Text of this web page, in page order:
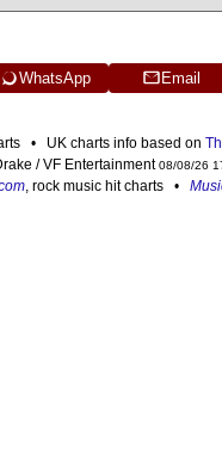
WhatsApp Email
• UK charts info based on
/ VF Entertainment08/08/26
, rock music hit charts •